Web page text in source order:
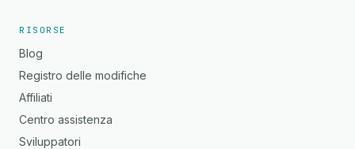
RISORSE
Blog
Registro delle modifiche
Affiliati
Centro assistenza
Sviluppatori